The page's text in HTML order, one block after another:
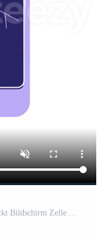
verpixeln bewirken Animation von geknackt Bildschirm Zelle Telefon Grafik Pro Video